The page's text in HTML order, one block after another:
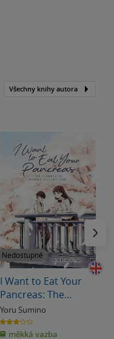
Všechny knihy autora
Nedostupné
I Want to Eat Your
Pancreas: The
Complete Manga
Collection
Yoru Sumino
3.0
z
5 měkká vazba